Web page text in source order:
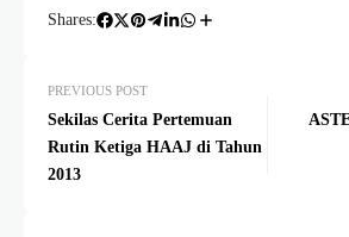
Shares:
PREVIOUS POST
Sekilas Cerita Pertemuan
Rutin Ketiga HAAJ di Tahun
2013